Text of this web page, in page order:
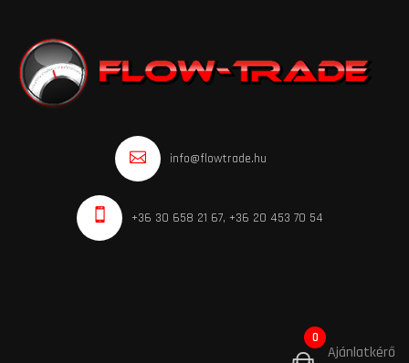
info@flowtrade.hu
+36 30 658 21 67, +36 20 453 70 54
Ajánlatkérő
0